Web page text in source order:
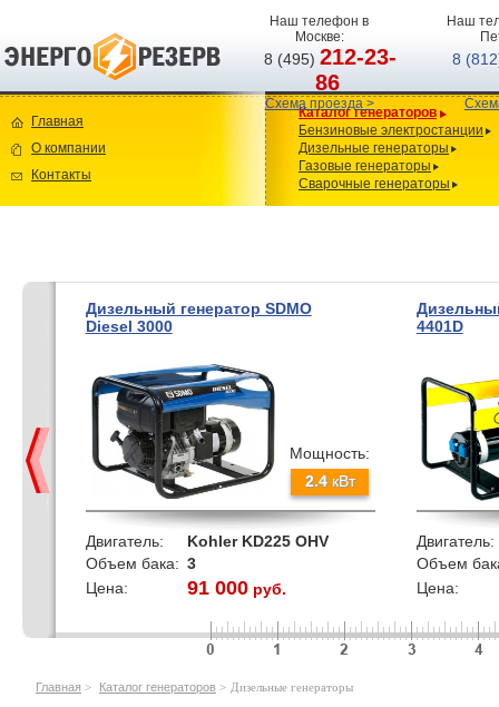
Наш телефон в
Москве:
8 (495)212-23-
86
Схема проезда >
Наш
8
Главная
О компании
Контакты
Каталог генераторов
Бензиновые электростанции
Дизельные генераторы
Газовые генераторы
Сварочные генераторы
Дизельный генератор SDMO
Diesel 3000
Мощность:
2.4кВт
Двигатель:
Kohler KD225 OHV
Объем бака: 3
Цена:
91 000руб.
4401D
Двигатель:
Объем
Цена:
кВт
Главная > Каталог генераторов > Дизельные генераторы